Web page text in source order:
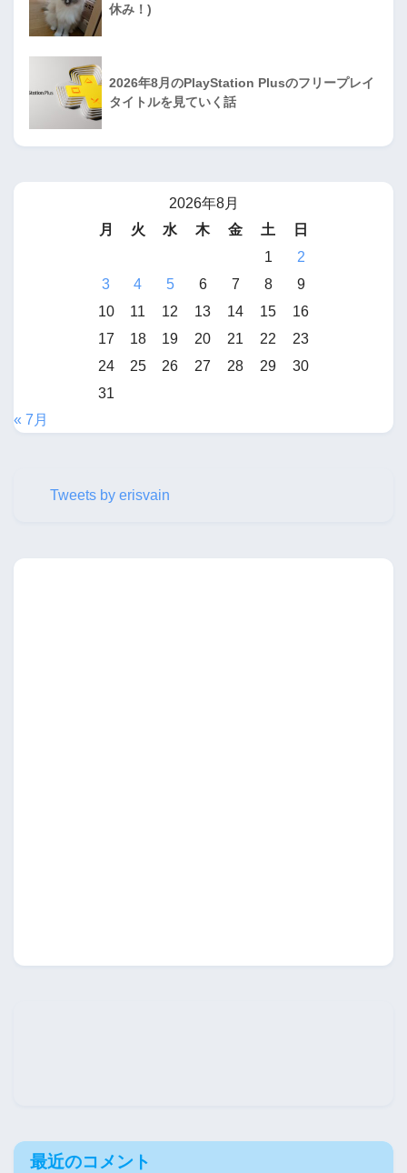
休み！)
2026年8月のPlayStation Plusのフリープレイ
タイトルを見ていく話
2026年8月
月
火 水 木 金 土
日
1
2
3
4 5 6 7 8
9
10
11 12 13 14 15
16
17
18 19 20 21 22
23
24
25 26 27 28 29
30
31
« 7月
Tweets by erisvain
最近のコメント